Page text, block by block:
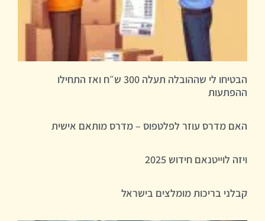
הבטיחו לי שההובלה תעלה 300 ש״ח ואז התחילו
ההפתעות
האם מדרס עוזר לפלטפוס – מדרס מותאם אישית
ויזה לוייטנאם חידוש 2025
קבלני בריכות מומלצים בישראל